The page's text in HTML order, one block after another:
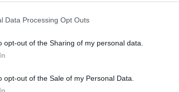
Data Processing Opt Outs
opt-out of the Sharing of my personal data.
opt-out of the Sale of my Personal Data.